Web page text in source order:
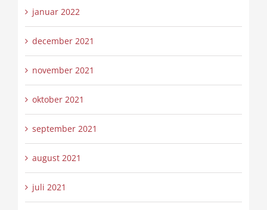
januar 2022
december 2021
november 2021
oktober 2021
september 2021
august 2021
juli 2021